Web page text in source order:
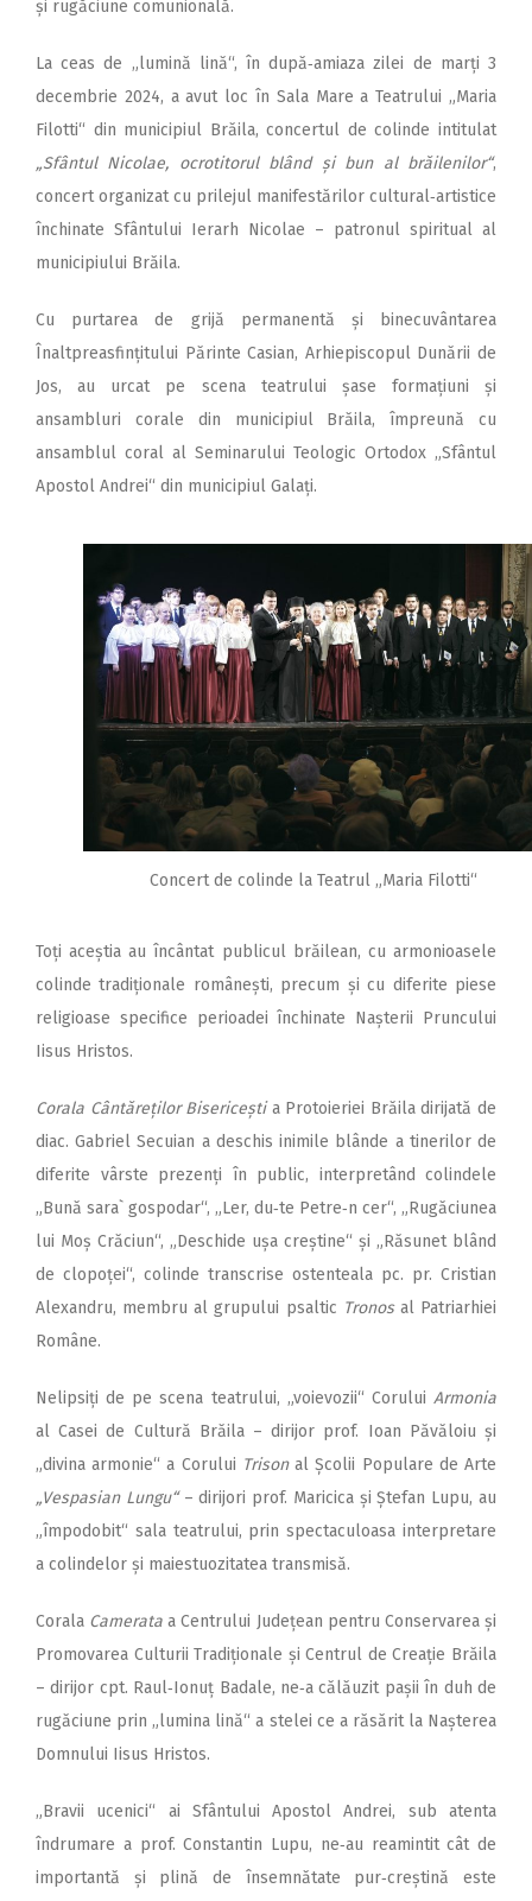
și rugăciune comunională.
La ceas de „lumină lină“, în după‑amiaza zilei de marți 3
decembrie 2024, a avut loc în Sala Mare a Teatrului „Maria
Filotti“ din municipiul Brăila, concertul de colinde intitulat
„Sfântul Nicolae, ocrotitorul blând și bun al brăilenilor“,
concert organizat cu prilejul manifestărilor cultural‑artistice
închinate Sfântului Ierarh Nicolae – patronul spiritual al
municipiului Brăila.
Cu purtarea de grijă permanentă și binecuvântarea
Înaltpreasfințitului Părinte Casian, Arhiepiscopul Dunării de
Jos, au urcat pe scena teatrului șase formațiuni și
ansambluri corale din municipiul Brăila, împreună cu
ansamblul coral al Seminarului Teologic Ortodox „Sfântul
Apostol Andrei“ din municipiul Galați.
Concert de colinde la Teatrul „Maria Filotti“
Toți aceștia au încântat publicul brăilean, cu armonioasele
colinde tradiționale românești, precum și cu diferite piese
religioase specifice perioadei închinate Nașterii Pruncului
Iisus Hristos.
Corala Cântăreților Bisericeștia Protoieriei Brăila dirijată de
diac. Gabriel Secuian a deschis inimile blânde a tinerilor de
diferite vârste prezenți în public, interpretând colindele
„Bună sara` gospodar“, „Ler, du‑te Petre‑n cer“, „Rugăciunea
lui Moș Crăciun“, „Deschide ușa creștine“ și „Răsunet blând
de clopoței“, colinde transcrise ostenteala pc. pr. Cristian
Alexandru, membru al grupului psaltic Tronosal Patriarhiei
Române.
Nelipsiți de pe scena teatrului, „voievozii“ Corului Armonia
al Casei de Cultură Brăila – dirijor prof. Ioan Păvăloiu și
„divina armonie“ a Corului Trisonal Școlii Populare de Arte
„Vespasian Lungu“ – dirijori prof. Maricica și Ștefan Lupu, au
„împodobit“ sala teatrului, prin spectaculoasa interpretare
a colindelor și maiestuozitatea transmisă.
Corala Camerata a Centrului Județean pentru Conservarea și
Promovarea Culturii Tradiționale și Centrul de Creație Brăila
– dirijor cpt. Raul‑Ionuț Badale, ne‑a călăuzit pașii în duh de
rugăciune prin „lumina lină“ a stelei ce a răsărit la Nașterea
Domnului Iisus Hristos.
„Bravii ucenici“ ai Sfântului Apostol Andrei, sub atenta
îndrumare a prof. Constantin Lupu, ne‑au reamintit cât de
importantă și plină de însemnătate pur‑creștină este